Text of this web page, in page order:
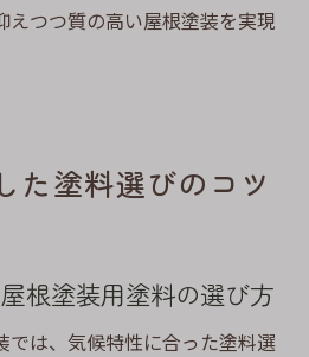
えつつ質の高い屋根塗装を実現
た塗料選びのコツ
根塗装用塗料の選び方
では、気候特性に合った塗料選